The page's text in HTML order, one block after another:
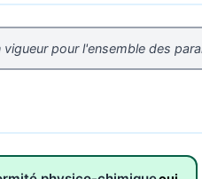
pour l'ensemble des